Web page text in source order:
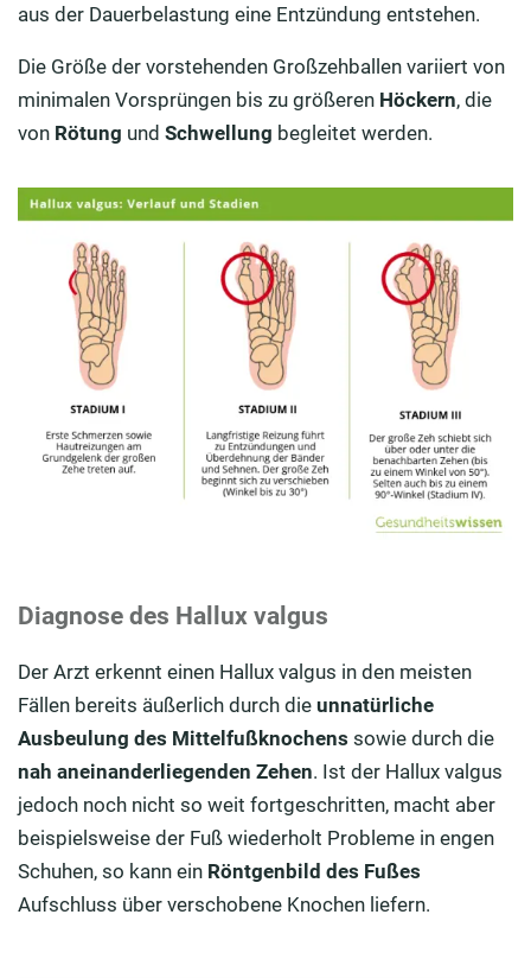
aus der Dauerbelastung eine Entzündung entstehen.
Die Größe der vorstehenden Großzehballen variiert von
minimalen Vorsprüngen bis zu größeren Höckern, die
von Rötung und Schwellung begleitet werden.
Diagnose des Hallux valgus
Der Arzt erkennt einen Hallux valgus in den meisten
Fällen bereits äußerlich durch die unnatürliche
Ausbeulung des Mittelfußknochens sowie durch die
nah aneinanderliegenden Zehen. Ist der Hallux valgus
jedoch noch nicht so weit fortgeschritten, macht aber
beispielsweise der Fuß wiederholt Probleme in engen
Schuhen, so kann ein Röntgenbild des Fußes
Aufschluss über verschobene Knochen liefern.